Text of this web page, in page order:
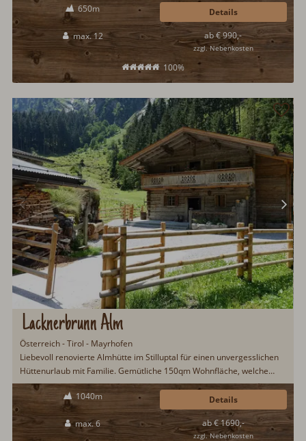
Zillertal verspricht viel Abwechslung und Entdeckungspotenzial für
Groß und Klein...
650m
max. 12
100%
ab € 990,-
zzgl. Nebenkosten
Details
Lacknerbrunn Alm
Österreich - Tirol - Mayrhofen
Liebevoll renovierte Almhütte im Stilluptal für einen unvergesslichen
Hüttenurlaub mit Familie. Gemütliche 150qm Wohnfläche, welche
aufwendig und originalgetreu zur Urlaubsunterkunft aus- und
umgebaut wurden. Das Stilluptal, das Zillertal und Mayrhofen bieten
sowohl für Aktivurlauber, als auch für Erholungssuchende ein
abwechslungsreiches Urlaubsprogramm...
1040m
max. 6 ab € 1690,-
zzgl. Nebenkosten
Details